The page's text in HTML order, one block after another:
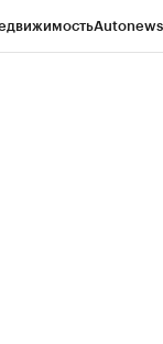
Autonews